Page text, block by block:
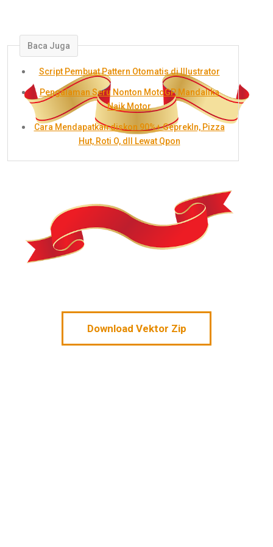
Baca Juga
Script Pembuat Pattern Otomatis di Illustrator
Pengalaman Seru Nonton MotoGP Mandalika
Naik Motor
Cara Mendapatkan diskon 90%+ GeprekIn, Pizza
Hut, Roti O, dll Lewat Qpon
Download Vektor Zip